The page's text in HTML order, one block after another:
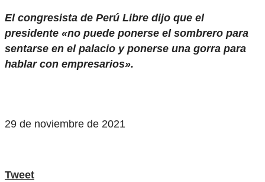
El congresista de Perú Libre dijo que el
presidente «no puede ponerse el sombrero para
sentarse en el palacio y ponerse una gorra para
hablar con empresarios».
29 de noviembre de 2021
Tweet